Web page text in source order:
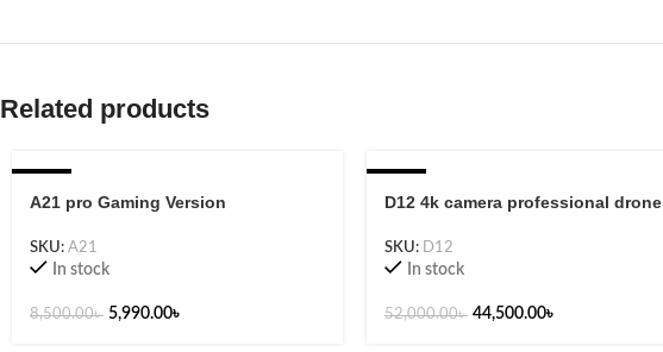
Related products
A21 pro Gaming Version
SKU: A21
In stock
8,500.00৳ 5,990.00৳
D12 4k camera professional drone
SKU: D12
In stock
52,000.00৳ 44,500.00৳